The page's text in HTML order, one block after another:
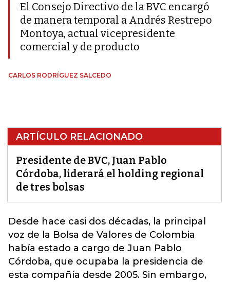
El Consejo Directivo de la BVC encargó
de manera temporal a Andrés Restrepo
Montoya, actual vicepresidente
comercial y de producto
CARLOS RODRÍGUEZ SALCEDO
ARTÍCULO RELACIONADO
Presidente de BVC, Juan Pablo
Córdoba, liderará el holding regional
de tres bolsas
Desde hace casi dos décadas, la principal
voz de la Bolsa de Valores de Colombia
había estado a cargo de Juan Pablo
Córdoba, que ocupaba la presidencia de
esta compañía desde 2005. Sin embargo,